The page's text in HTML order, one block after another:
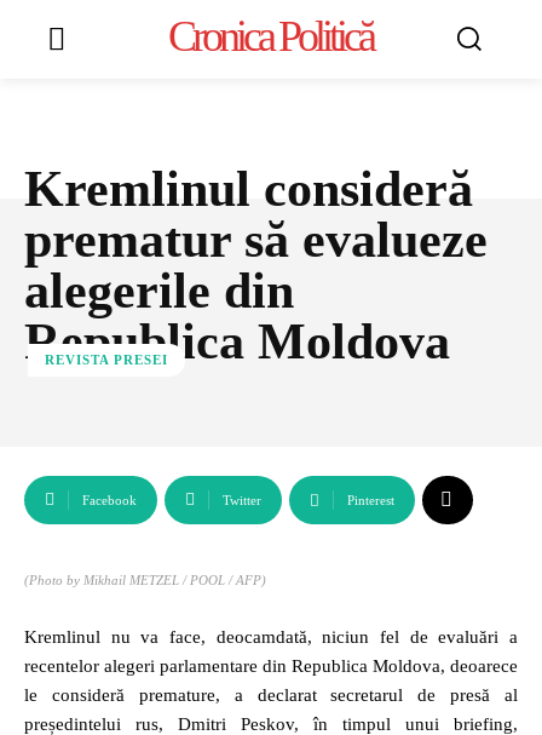
Cronica Politică
Kremlinul consideră
prematur să evalueze
alegerile din
Republica Moldova
REVISTA PRESEI
Facebook Twitter Pinterest
(Photo by Mikhail METZEL / POOL / AFP)
Kremlinul nu va face, deocamdată, niciun fel de evaluări a
recentelor alegeri parlamentare din Republica Moldova, deoarece
le consideră premature, a declarat secretarul de presă al
președintelui rus, Dmitri Peskov, în timpul unui briefing,